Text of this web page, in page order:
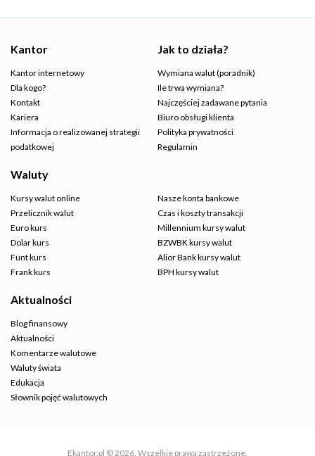
Kantor
Kantor internetowy
Dla kogo?
Kontakt
Kariera
Informacja o realizowanej strategii
podatkowej
Jak to działa?
Wymiana walut (poradnik)
Ile trwa wymiana?
Najczęściej zadawane pytania
Biuro obsługi klienta
Polityka prywatności
Regulamin
Waluty
Kursy walut online
Przelicznik walut
Euro kurs
Dolar kurs
Funt kurs
Frank kurs
Nasze konta bankowe
Czas i koszty transakcji
Millennium kursy walut
BZWBK kursy walut
Alior Bank kursy walut
BPH kursy walut
Aktualności
Blog finansowy
Aktualności
Komentarze walutowe
Waluty świata
Edukacja
Słownik pojęć walutowych
Ekantor.pl © 2026. Wszelkie prawa zastrzeżone.